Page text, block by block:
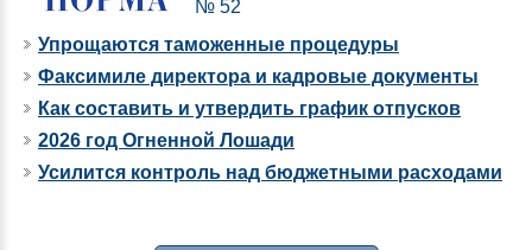
№ 52
Упрощаются таможенные процедуры
Факсимиле директора и кадровые документы
Как составить и утвердить график отпусков
2026 год Огненной Лошади
Усилится контроль над бюджетными расходами